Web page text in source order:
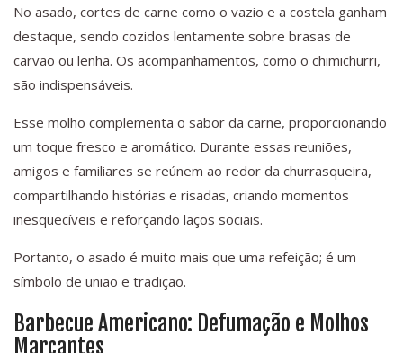
No asado, cortes de carne como o vazio e a costela ganham
destaque, sendo cozidos lentamente sobre brasas de
carvão ou lenha. Os acompanhamentos, como o chimichurri,
são indispensáveis.
Esse molho complementa o sabor da carne, proporcionando
um toque fresco e aromático. Durante essas reuniões,
amigos e familiares se reúnem ao redor da churrasqueira,
compartilhando histórias e risadas, criando momentos
inesquecíveis e reforçando laços sociais.
Portanto, o asado é muito mais que uma refeição; é um
símbolo de união e tradição.
Barbecue Americano: Defumação e Molhos
Marcantes